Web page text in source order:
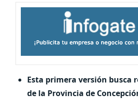
Esta primera versión busca
de la Provincia de